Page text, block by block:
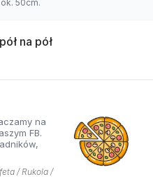
50cm.
na pół
na
FB.
/ Rukola /